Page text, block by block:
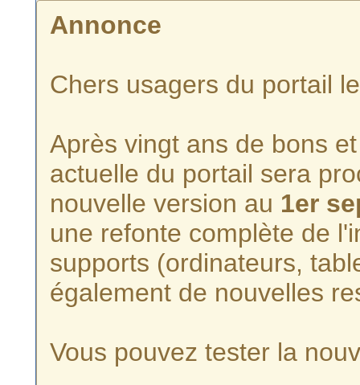
Annonce
Chers usagers du portail
Après vingt ans de bons
actuelle du portail sera
nouvelle version au 1er
une refonte complète de
supports (ordinateurs,
également de nouvelles
Vous pouvez tester la